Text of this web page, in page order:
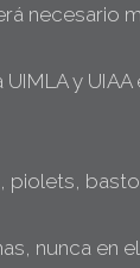
necesario
y
piolets,
nunca en